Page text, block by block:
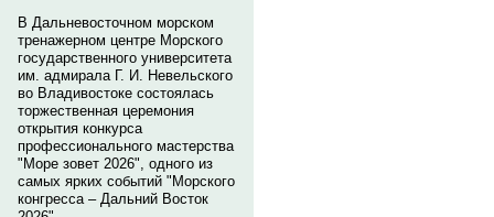
В Дальневосточном морском
тренажерном центре Морского
государственного университета
им. адмирала Г. И. Невельского
во Владивостоке состоялась
торжественная церемония
открытия конкурса
профессионального мастерства
"Море зовет 2026", одного из
самых ярких событий "Морского
конгресса – Дальний Восток